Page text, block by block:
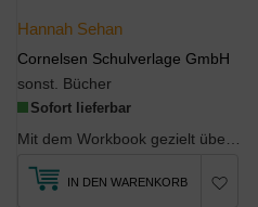
Hannah Sehan
Cornelsen Schulverlage GmbH
sonst. Bücher
Sofort lieferbar
IN DEN WARENKORB